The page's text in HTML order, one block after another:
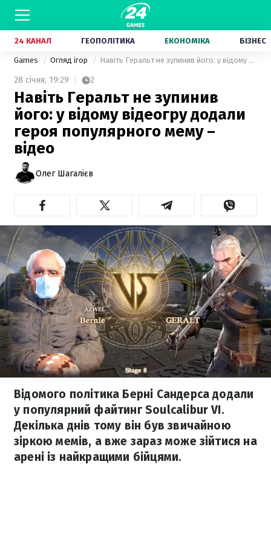
24 КАНАЛ ГЕОПОЛІТИКА ЕКОНОМІКА БІЗНЕС
Games Огляд ігор Навіть Геральт не зупинив його: у відому відеогру додали героя популярного мему – відео
28 січня, 19:29 2
Навіть Геральт не зупинив
його: у відому відеогру додали
героя популярного мему –
відео
Олег Шагалієв
Відомого політика Берні Сандерса додали
у популярний файтинг Soulcalibur VI.
Декілька днів тому він був звичайною
зіркою мемів, а вже зараз може зійтися на
арені із найкращими бійцями.